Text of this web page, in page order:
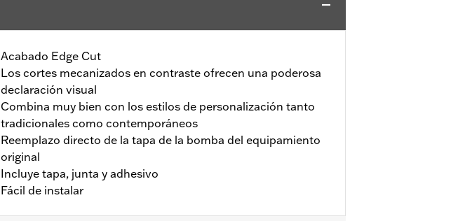
Acabado Edge Cut
Los cortes mecanizados en contraste ofrecen una poderosa
declaración visual
Combina muy bien con los estilos de personalización tanto
tradicionales como contemporáneos
Reemplazo directo de la tapa de la bomba del equipamiento
original
Incluye tapa, junta y adhesivo
Fácil de instalar